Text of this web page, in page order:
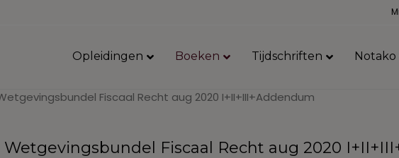
Opleidingen Boeken Tijdschriften Notako
Fiscaal Recht aug 2020 I+II+III+Addendum
Wetgevingsbundel Fiscaal Recht aug 2020